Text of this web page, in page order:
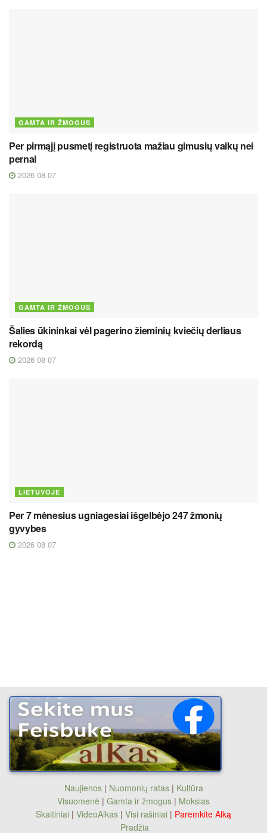
GAMTA IR ŽMOGUS
Per pirmąjį pusmetį registruota mažiau gimusių vaikų nei
pernai
2026 08 07
GAMTA IR ŽMOGUS
Šalies ūkininkai vėl pagerino žieminių kviečių derliaus
rekordą
2026 08 07
LIETUVOJE
Per 7 mėnesius ugniagesiai išgelbėjo 247 žmonių
gyvybes
2026 08 07
Naujienos| Nuomonių ratas| Kultūra
Visuomenė | Gamta ir žmogus | Mokslas
Skaitiniai | VideoAlkas | Visi rašiniai | Paremkite Alką
Pradžia